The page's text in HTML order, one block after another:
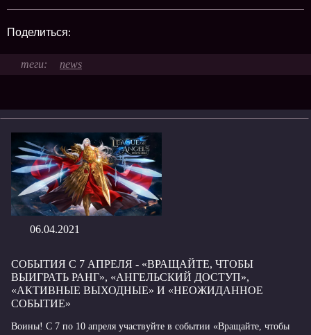
Поделиться:
news
06.04.2021
СОБЫТИЯ С 7 АПРЕЛЯ - «ВРАЩАЙТЕ, ЧТОБЫ
ВЫИГРАТЬ РАНГ», «АНГЕЛЬСКИЙ ДОСТУП»,
«АКТИВНЫЕ ВЫХОДНЫЕ» И «НЕОЖИДАННОЕ
СОБЫТИЕ»
Воины! С 7 по 10 апреля участвуйте в событии «Вращайте, чтобы